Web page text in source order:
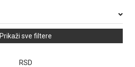
Prikaži sve filtere
RSD